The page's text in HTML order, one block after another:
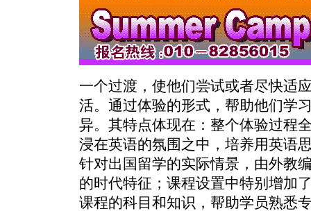
一个过渡，使他们尝试或者尽快适
活。通过体验的形式，帮助他们学
异。其特点体现在：整个体验过程
浸在英语的氛围之中，培养用英语
针对出国留学的实际情景，由外教
的时代特征；课程设置中特别增加
课程的科目和知识，帮助学员熟悉